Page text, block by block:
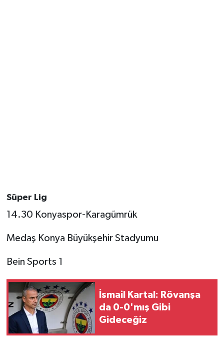
Süper Lig
14.30 Konyaspor-Karagümrük
Medaş Konya Büyükşehir Stadyumu
Bein Sports 1
İsmail Kartal: Rövanşa
da 0-0'mış Gibi
Gideceğiz